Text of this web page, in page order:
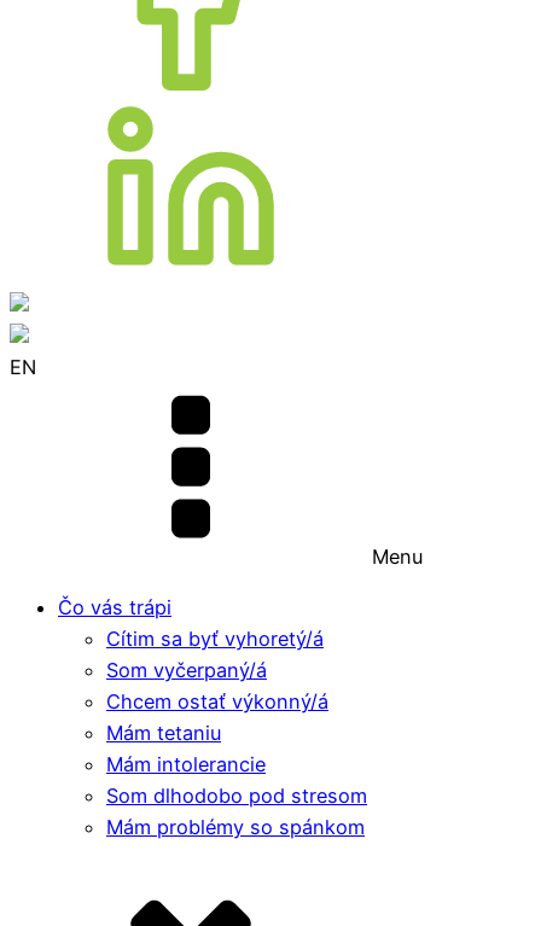
EN
Menu
Čo vás trápi
Cítim sa byť vyhoretý/á
Som vyčerpaný/á
Chcem ostať výkonný/á
Mám tetaniu
Mám intolerancie
Som dlhodobo pod stresom
Mám problémy so spánkom